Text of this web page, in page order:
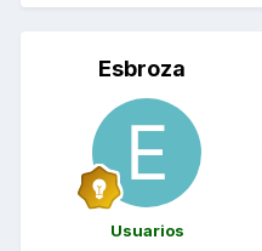
Esbroza
Usuarios